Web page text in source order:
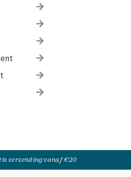
verzending vanaf €20